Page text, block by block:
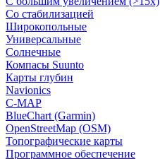
Со стабилизацией
Широкопольные
Универсальные
Солнечные
Компасы Suunto
Карты глубин
Navionics
C-MAP
BlueChart (Garmin)
OpenStreetMap (OSM)
Топографические карты
Программное обеспечение